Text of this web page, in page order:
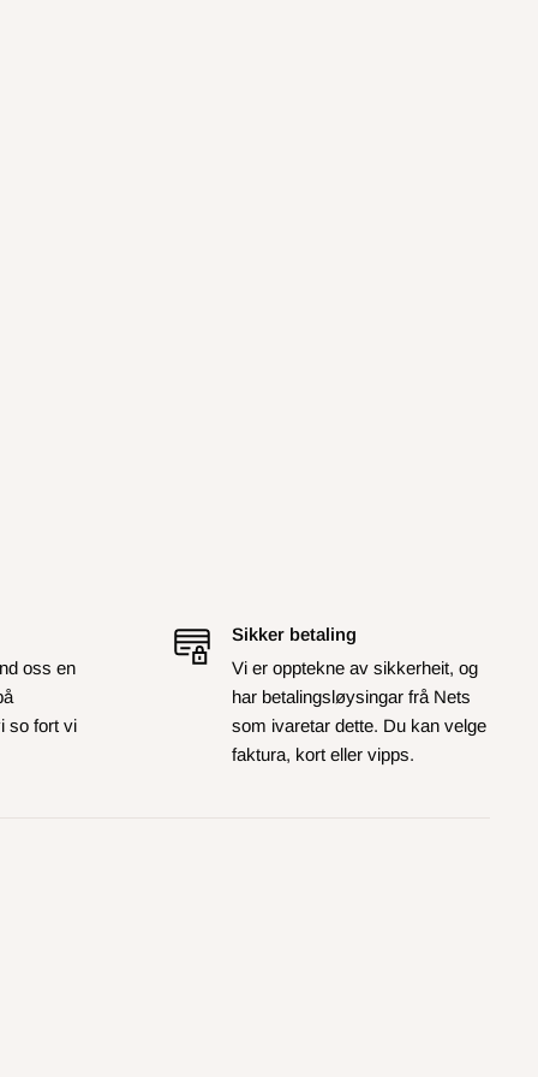
oss en
so fort vi
Sikker betaling
Vi er opptekne av sikkerheit, og
har betalingsløysingar frå Nets
som ivaretar dette. Du kan velge
faktura, kort eller vipps.